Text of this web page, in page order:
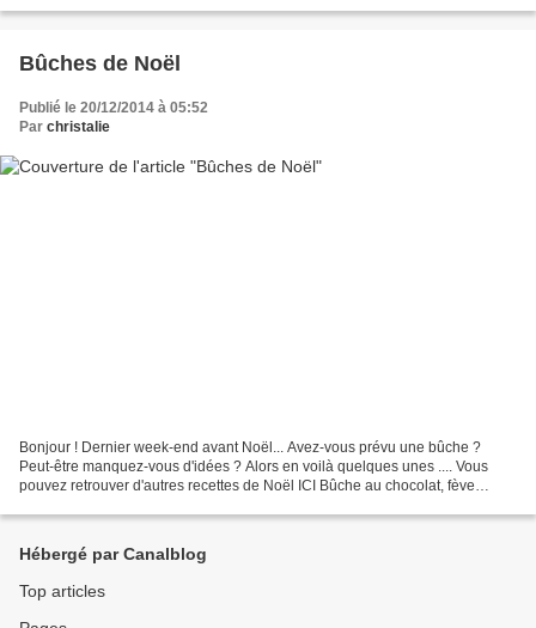
Bûches de Noël
Publié le 20/12/2014 à 05:52
Par christalie
Bonjour ! Dernier week-end avant Noël... Avez-vous prévu une bûche ?
Peut-être manquez-vous d'idées ? Alors en voilà quelques unes .... Vous
pouvez retrouver d'autres recettes de Noël ICI Bûche au chocolat, fève
Hébergé par Canalblog
Top articles